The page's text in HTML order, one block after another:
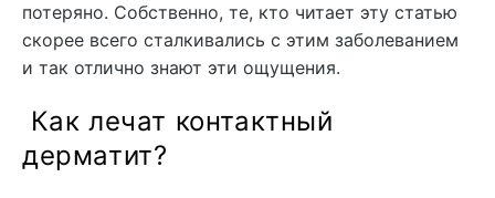
потеряно. Собственно, те, кто читает эту статью
скорее всего сталкивались с этим заболеванием
и так отлично знают эти ощущения.
Как лечат контактный
дерматит?